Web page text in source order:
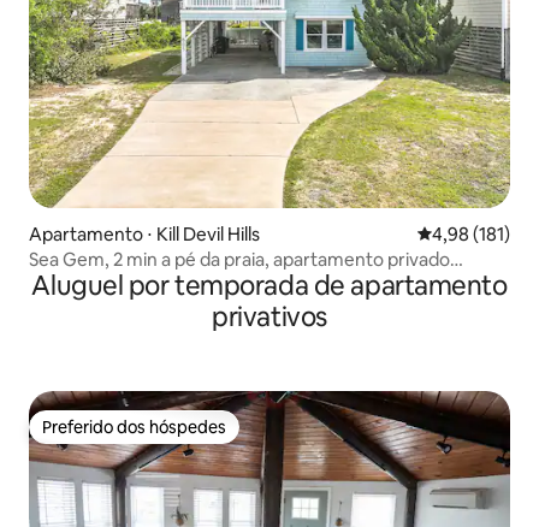
Apartamento ⋅ Kill Devil Hills 4,98 de uma
4,98 (181)
Sea Gem, 2 min a pé da praia, apartamento privado
aconchegante
Aluguel por temporada de apartamento
privativos
Preferido dos hóspedes
Preferido dos hóspedes